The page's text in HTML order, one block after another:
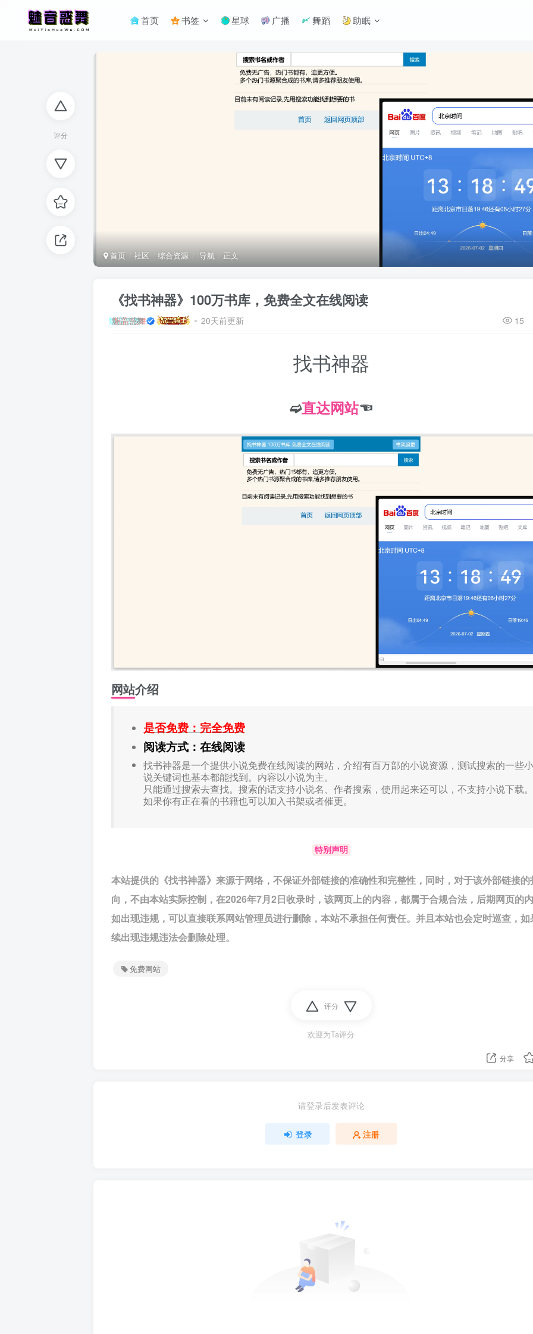
首页 书签 星球 广播 舞蹈 助眠
评分
首页 社区 综合资源 导航 正文
《找书神器》100万书库，免费全文在线阅读
魅音惑舞 20天前更新 15
找书神器
➫直达网站☜
网站介绍
是否免费：完全免费
阅读方式：在线阅读
找书神器是一个提供小说免费在线阅读的网站，介绍有百万部的小说资源，测试搜索的一些小
说关键词也基本都能找到。内容以小说为主。
只能通过搜索去查找。搜索的话支持小说名、作者搜索，使用起来还可以，不支持小说下载。
如果你有正在看的书籍也可以加入书架或者催更。
特别声明
本站提供的《找书神器》来源于网络，不保证外部链接的准确性和完整性，同时，对于该外部链接的
向，不由本站实际控制，在2026年7月2日收录时，该网页上的内容，都属于合规合法，后期网页的
如出现违规，可以直接联系网站管理员进行删除，本站不承担任何责任。并且本站也会定时巡查，如
续出现违规违法会删除处理。
免费网站
评分
欢迎为Ta评分
分享
请登录后发表评论
登录 注册